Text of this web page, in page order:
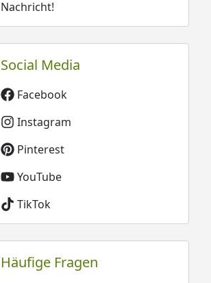
Nachricht!
Social Media
Facebook
Instagram
Pinterest
YouTube
TikTok
Häufige Fragen